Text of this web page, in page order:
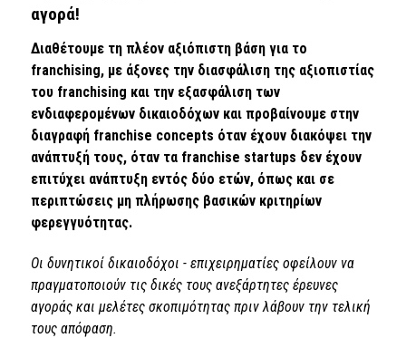
αγορά!
Διαθέτουμε τη πλέον αξιόπιστη βάση για το
franchising, με άξονες την διασφάλιση της αξιοπιστίας
του franchising και την εξασφάλιση των
ενδιαφερομένων δικαιοδόχων και προβαίνουμε στην
διαγραφή franchise concepts όταν έχουν διακόψει την
ανάπτυξή τους, όταν τα franchise startups δεν έχουν
επιτύχει ανάπτυξη εντός δύο ετών, όπως και σε
περιπτώσεις μη πλήρωσης βασικών κριτηρίων
φερεγγυότητας.
Οι δυνητικοί δικαιοδόχοι - επιχειρηματίες οφείλουν να
πραγματοποιούν τις δικές τους ανεξάρτητες έρευνες
αγοράς και μελέτες σκοπιμότητας πριν λάβουν την τελική
τους απόφαση.